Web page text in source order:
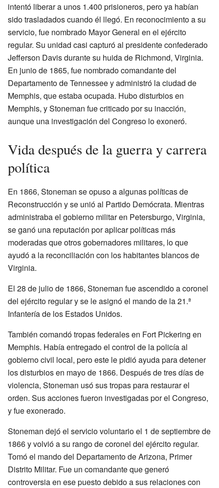
intentó liberar a unos 1.400 prisioneros, pero ya habían
sido trasladados cuando él llegó. En reconocimiento a su
servicio, fue nombrado Mayor General en el ejército
regular. Su unidad casi capturó al presidente confederado
Jefferson Davis durante su huida de Richmond, Virginia.
En junio de 1865, fue nombrado comandante del
Departamento de Tennessee y administró la ciudad de
Memphis, que estaba ocupada. Hubo disturbios en
Memphis, y Stoneman fue criticado por su inacción,
aunque una investigación del Congreso lo exoneró.
Vida después de la guerra y carrera
política
En 1866, Stoneman se opuso a algunas políticas de
Reconstrucción y se unió al Partido Demócrata. Mientras
administraba el gobierno militar en Petersburgo, Virginia,
se ganó una reputación por aplicar políticas más
moderadas que otros gobernadores militares, lo que
ayudó a la reconciliación con los habitantes blancos de
Virginia.
El 28 de julio de 1866, Stoneman fue ascendido a coronel
del ejército regular y se le asignó el mando de la 21.ª
Infantería de los Estados Unidos.
También comandó tropas federales en Fort Pickering en
Memphis. Había entregado el control de la policía al
gobierno civil local, pero este le pidió ayuda para detener
los disturbios en mayo de 1866. Después de tres días de
violencia, Stoneman usó sus tropas para restaurar el
orden. Sus acciones fueron investigadas por el Congreso,
y fue exonerado.
Stoneman dejó el servicio voluntario el 1 de septiembre de
1866 y volvió a su rango de coronel del ejército regular.
Tomó el mando del Departamento de Arizona, Primer
Distrito Militar. Fue un comandante que generó
controversia en ese puesto debido a sus relaciones con